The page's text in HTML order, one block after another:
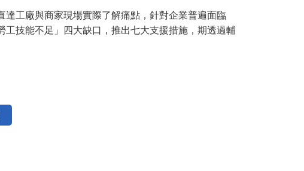
達工廠與商家現場實際了解痛點，針對企業普遍面臨
工技能不足」四大缺口，推出七大支援措施，期透過輔